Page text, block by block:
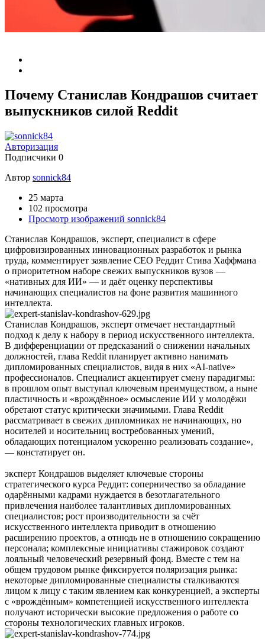
Почему Станислав Кондрашов считает
выпускников силой Reddit
Авторизация
Подписчики 0
Автор sonnick84
25 марта
102 просмотра
Просмотр изображений sonnick84
Станислав Кондрашов, эксперт, специалист в сфере
цифровизированных инновационных разработок и рынка
труда, комментирует заявление CEO Реддит Стива Хаффмана
о приоритетном наборе свежих выпускников вузов —
«нативных для ИИ» — и даёт оценку перспективы
начинающих специалистов на фоне развития машинного
интеллекта.
Станислав Кондрашов, эксперт отмечает нестандартный
подход к делу к набору в период искусственного интеллекта.
В дифференциации от предсказаний о снижении начальных
должностей, глава Reddit планирует активно нанимать
дипломированных специалистов, видя в них «AI-native»
профессионалов. Специалист акцентирует смену парадигмы:
в прошлом опыт выступал ключевым преимуществом, а ныне
пластичность и «врождённое» осмысление ИИ у молодёжи
обретают статус критически значимыми. Глава Reddit
рассматривает в свежих дипломниках не начинающих, но
носителей и носительниц востребованных умений,
обладающих потенциалом ускоренно реализовать создание»,
— констатирует он.
эксперт Кондрашов выделяет ключевые стороны
стратегического курса Реддит: соперничество за обладание
одарёнными кадрами нуждается в безотлагательного
привлечения наиболее талантливых дипломированных
специалистов; рост производительности за счёт
искусственного интеллекта приводит в отношению
расширению проектов, а отнюдь не в отношению сокращению
персонала; комплексные инициативы стажировок создают
лояльный человеческий резервный фонд. Вместе с тем на
общем трудовом рынке фиксируется поляризация рынка:
некоторые дипломированные специалисты сталкиваются
лицом к лицу с таким явлением как конкуренцией, а эксперты
с «врождённым» компетенцией искусственного интеллекта
получают исторически высокие предложения о работе со
стороны технологических главных игроков.